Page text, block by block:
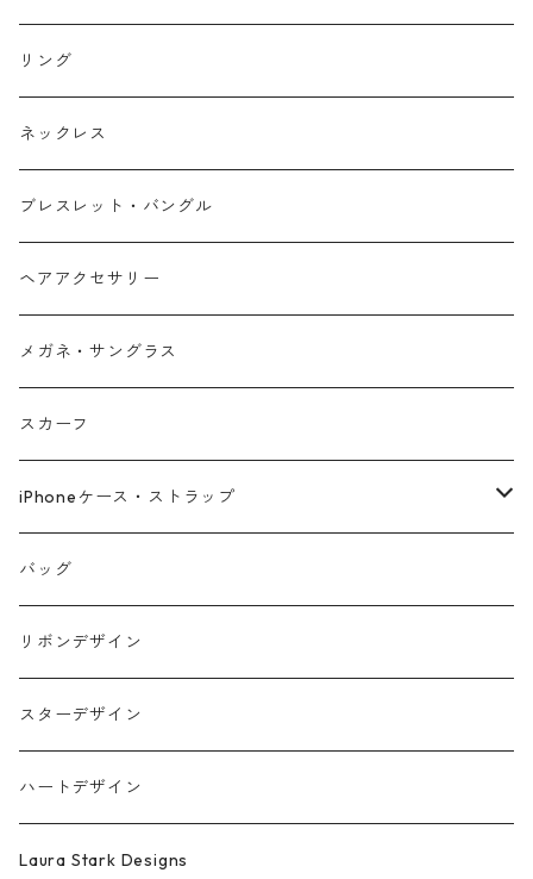
リング
ネックレス
ブレスレット・バングル
ヘアアクセサリー
メガネ・サングラス
スカーフ
iPhoneケース・ストラップ
iPhone17シリーズ対応
バッグ
リボンデザイン
スターデザイン
ハートデザイン
Laura Stark Designs